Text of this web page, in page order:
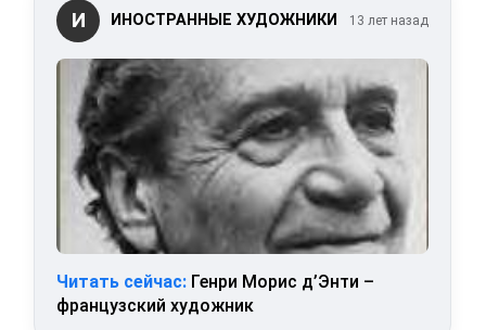
И ИНОСТРАННЫЕ ХУДОЖНИКИ 13 лет назад
Читать сейчас: Генри Морис д’Энти –
французский художник